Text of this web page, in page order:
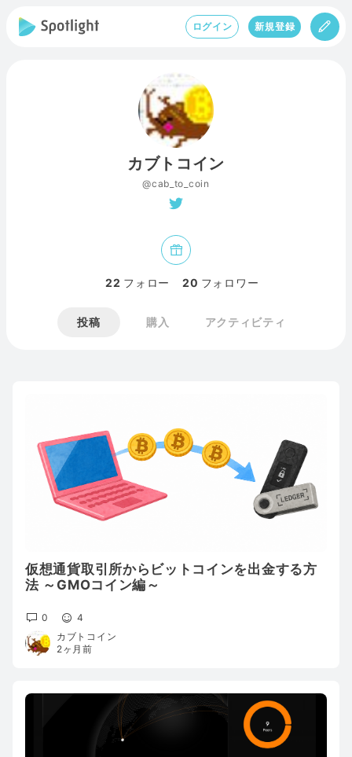
ログイン 新規登録
カブトコイン
@cab_to_coin
22 フォロー 20 フォロワー
投稿 購入 アクティビティ
仮想通貨取引所からビットコインを出金する方
法 ～GMOコイン編～
0
4
カブトコイン
2ヶ月前